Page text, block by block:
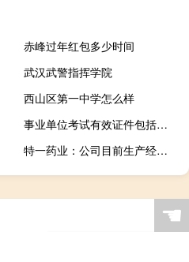
赤峰过年红包多少时间
武汉武警指挥学院
西山区第一中学怎么样
事业单位考试有效证件包括哪些
特一药业：公司目前生产经营均正常车间满负荷生产
☚